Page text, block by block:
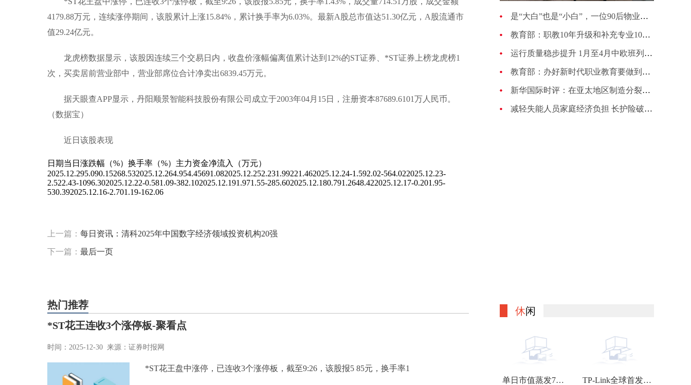
4179.88万元，连续涨停期间，该股累计上涨15.84%，累计换手率为6.03%。最新A股总市值达51.30亿元，A股流通市
值29.24亿元。
龙虎榜数据显示，该股因连续三个交易日内，收盘价涨幅偏离值累计达到12%的ST证券、*ST证券上榜龙虎榜1
次，买卖居前营业部中，营业部席位合计净卖出6839.45万元。
据天眼查APP显示，丹阳顺景智能科技股份有限公司成立于2003年04月15日，注册资本87689.6101万人民币。
（数据宝）
近日该股表现
日期当日涨跌幅（%）换手率（%）主力资金净流入（万元）
2025.12.295.090.15268.532025.12.264.954.45691.082025.12.252.231.99221.462025.12.24-1.592.02-564.022025.12.23-
2.522.43-1096.302025.12.22-0.581.09-382.102025.12.191.971.55-285.602025.12.180.791.2648.422025.12.17-0.201.95-
530.392025.12.16-2.701.19-162.06
上一篇： 每日资讯：清科2025年中国数字经济领域投资机构20强
下一篇： 最后一页
热门推荐
*ST花王连收3个涨停板-聚看点
时间：2025-12-30 来源：证券时报网
*ST花王盘中涨停，已连收3个涨停板，截至9:26，该股报5 85元，换手率1
是“大白”也是“小白”，一位90后物业人的选择
教育部：职教10年升级和补充专业1007种 更新幅度超70%
运行质量稳步提升 1月至4月中欧班列累计开行4813列
教育部：办好新时代职业教育要做到五个“必须坚持”
新华国际时评：在亚太地区制造分裂对抗的图谋注定失败
减轻失能人员家庭经济负担 长护险破局养老困境
休闲
单日市值蒸发7万亿！亚马逊启动公司最大规模裁员：计划裁员约1万人
TP-Link全球首发多款Wi-Fi 7路由：宣称BE900的峰值网速可达24Gbps